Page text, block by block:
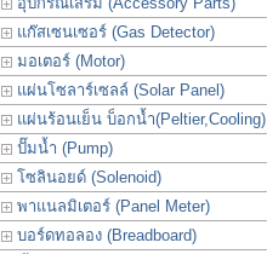
แก๊สเซนเซอร์ (Gas Detector)
มอเตอร์ (Motor)
แผ่นโซลาร์เซลล์ (Solar Panel)
แผ่นร้อนเย็น บ็อกน้ำ(Peltier,Cooling)
ปั๊มน้ำ (Pump)
โซลินอยด์ (Solenoid)
พาแนลมิเตอร์ (Panel Meter)
บอร์ดทอลอง (Breadboard)